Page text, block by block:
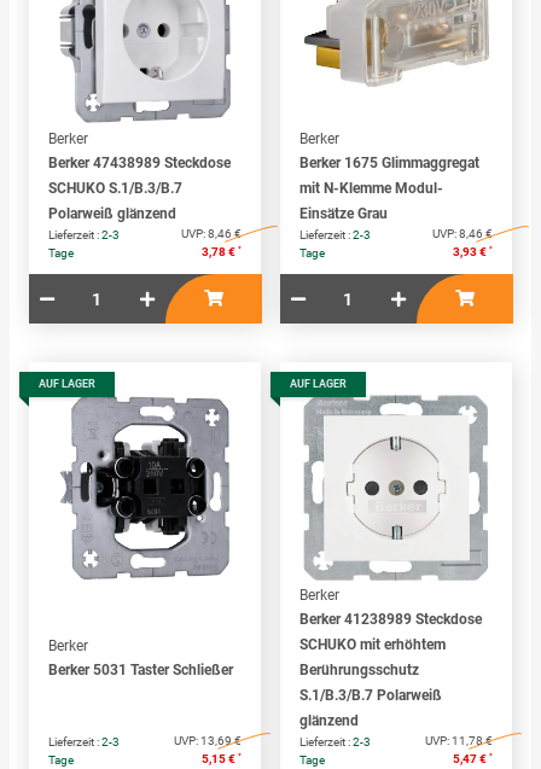
Berker
Berker 47438989 Steckdose
SCHUKO S.1/B.3/B.7
Polarweiß glänzend
Lieferzeit :2-3
Tage
UVP:8,46 €
3,78 € *
Berker
Berker 1675 Glimmaggregat
mit N-Klemme Modul-
Einsätze Grau
Lieferzeit :2-3
Tage
UVP:8,46 €
3,93 € *
AUF LAGER
Berker
Berker 5031 Taster Schließer
Lieferzeit :2-3
Tage
UVP:13,69 €
5,15 € *
AUF LAGER
Berker
Berker 41238989 Steckdose
SCHUKO mit erhöhtem
Berührungsschutz
S.1/B.3/B.7 Polarweiß
glänzend
Lieferzeit :2-3
Tage
UVP:11,78 €
5,47 € *